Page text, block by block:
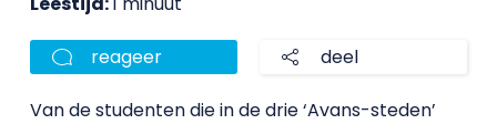
reageer deel
Van de studenten die in de drie ‘Avans-steden’